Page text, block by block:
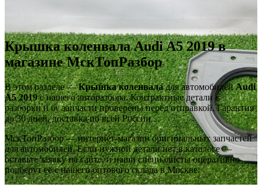
Крышка коленвала Audi A5 2019 в
магазине МскТопРазбор
В этом разделе —Крышка коленваладля автомобилейAudi
A5 2019с нашего авторазбора. Контрактные детали с
разборки и бу запчасти проверены перед отправкой. Гарантия
до 30 дней, доставка по всей России.
МскТопРазбор — интернет-магазин оригинальных запчастей
для автомобилей. Если нужной детали нет в каталоге —
оставьте заявку на сайте, и наши специалисты оперативно
подберут её с нашего оптового склада в Москве.